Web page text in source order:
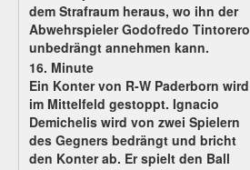
dem Strafraum heraus, wo ihn der
Abwehrspieler Godofredo Tintorero
unbedrängt annehmen kann.
16. Minute
Ein Konter von R-W Paderborn wird
im Mittelfeld gestoppt. Ignacio
Demichelis wird von zwei Spielern
des Gegners bedrängt und bricht
den Konter ab. Er spielt den Ball